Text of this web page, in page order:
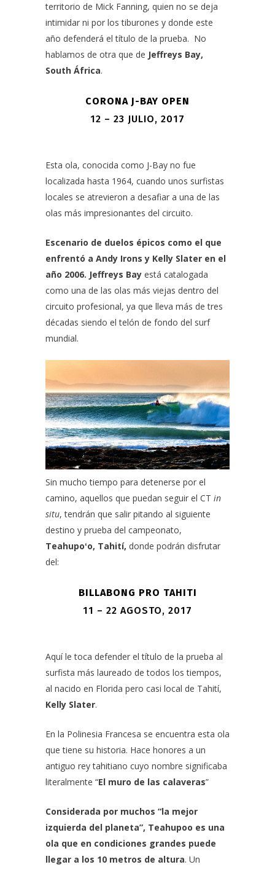
territorio de Mick Fanning, quien no se deja
intimidar ni por los tiburones y donde este
año defenderá el título de la prueba. No
hablamos de otra que de Jeffreys Bay,
South África.
CORONA J-BAY OPEN
12 – 23 JULIO, 2017
Esta ola, conocida como J-Bay no fue
localizada hasta 1964, cuando unos surfistas
locales se atrevieron a desafiar a una de las
olas más impresionantes del circuito.
Escenario de duelos épicos como el que
enfrentó a Andy Irons y Kelly Slater en el
año 2006. Jeffreys Bay está catalogada
como una de las olas más viejas dentro del
circuito profesional, ya que lleva más de tres
décadas siendo el telón de fondo del surf
mundial.
Sin mucho tiempo para detenerse por el
camino, aquellos que puedan seguir el CT in
situ, tendrán que salir pitando al siguiente
destino y prueba del campeonato,
Teahupoʻo, Tahití, donde podrán disfrutar
del:
BILLABONG PRO TAHITI
11 – 22 AGOSTO, 2017
Aquí le toca defender el título de la prueba al
surfista más laureado de todos los tiempos,
al nacido en Florida pero casi local de Tahití,
Kelly Slater.
En la Polinesia Francesa se encuentra esta ola
que tiene su historia. Hace honores a un
antiguo rey tahitiano cuyo nombre significaba
literalmente “El muro de las calaveras”
Considerada por muchos “la mejor
izquierda del planeta”, Teahupoo es una
ola que en condiciones grandes puede
llegar a los 10 metros de altura. Un